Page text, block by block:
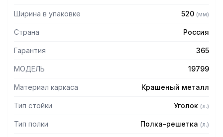
Ширина в упаковке 520 (мм)
Страна Россия
Гарантия 365
МОДЕЛЬ 19799
Материал каркаса Крашеный металл
Тип стойки Уголок (л.)
Тип полки Полка-решетка (л.)